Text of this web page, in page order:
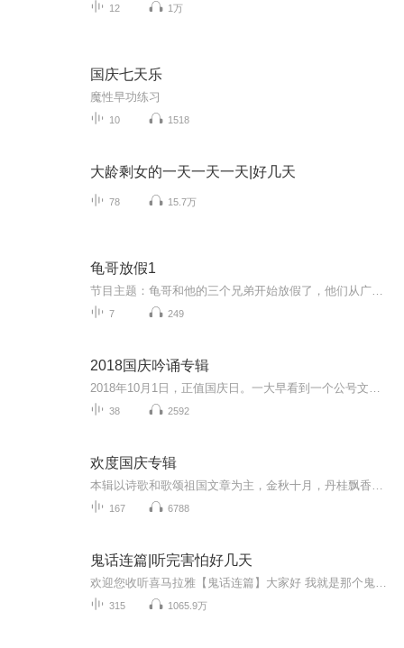
12 1万
国庆七天乐
魔性早功练习
10 1518
大龄剩女的一天一天一天|好几天
78 15.7万
龟哥放假1
7 249
2018国庆吟诵专辑
38 2592
欢度国庆专辑
167 6788
鬼话连篇|听完害怕好几天
315 1065.9万